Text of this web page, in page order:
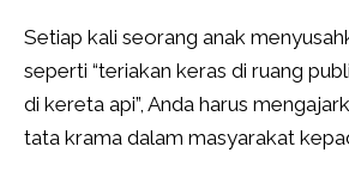
Setiap kali seorang anak
seperti “teriakan keras di ruang
di kereta api”, Anda harus
tata krama dalam masyarakat